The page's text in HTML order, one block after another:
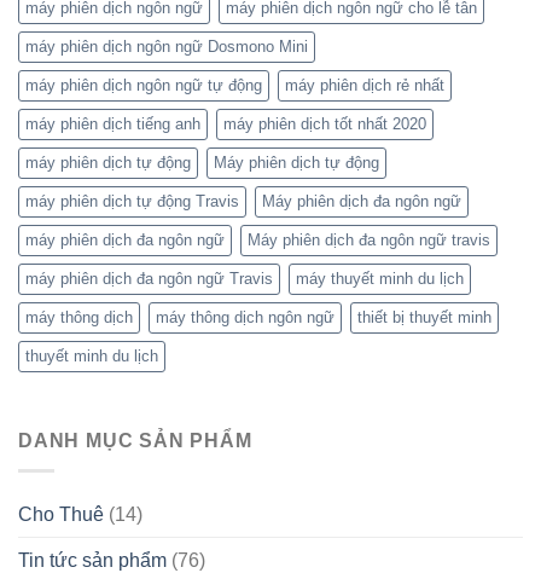
máy phiên dịch ngôn ngữ máy phiên dịch ngôn ngữ cho lễ tân
máy phiên dịch ngôn ngữ Dosmono Mini
máy phiên dịch ngôn ngữ tự động máy phiên dịch rẻ nhất
máy phiên dịch tiếng anh máy phiên dịch tốt nhất 2020
máy phiên dịch tự động Máy phiên dịch tự động
máy phiên dịch tự động Travis Máy phiên dịch đa ngôn ngữ
máy phiên dịch đa ngôn ngữ Máy phiên dịch đa ngôn ngữ travis
máy phiên dịch đa ngôn ngữ Travis máy thuyết minh du lịch
máy thông dịch máy thông dịch ngôn ngữ thiết bị thuyết minh
thuyết minh du lịch
DANH MỤC SẢN PHẨM
Cho Thuê (14)
Tin tức sản phẩm (76)